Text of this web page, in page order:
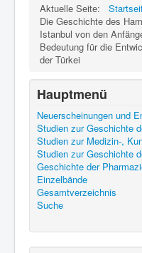
Aktuelle Seite:
Die Geschichte des
Istanbul von den
Bedeutung für die
der Türkei
Hauptmenü
Neuerscheinungen und
Studien zur Geschichte
Studien zur Medizin-,
Studien zur Geschichte
Geschichte der
Einzelbände
Gesamtverzeichnis
Suche